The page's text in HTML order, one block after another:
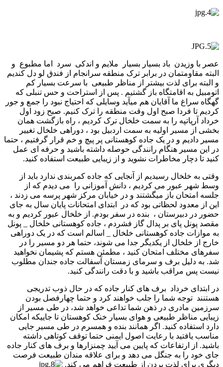
عصر با وزیدن باد بسیار بسیار ملایم و اندکی سرد اما مطبوع و
البته مقاومتمان در برابر ترک منطقه سرانجام از فندق لو دل کندیم
و البته برای لذت بیشتر از مناظر طبیعی با سرعت بسیار کم
اتومبیل به اقامتگاه باز گشتیم . پس از استراحت و حس تنبلی که
گهگاه سراغ ما آقایان هم میآید وسایلی که احتیاج نبود را جمع و جور
کردیم تا فردا صبح اول وقت منطقه را ترک کنیم. صبح زود اول
خرداد آرپاتپه را به سمت خلخال ترک کردیم ، راه بازگشت همان
بخشی از مسیر اولیه به سمت اردبیل بود ، دوراهی خلخال تغییر
مسیر دادیم و در یک جاده کوهستانی پر پیچ و خم قرار گرفتیم ، حتما
در این مسیر هنگام رانندگی حوصله داشته باشید و حرفه ای عمل
کنید تا دچار مخاطرات نشوید و از زیبایی طبیعت استفاده کنید.
وقتی به خلخال رسیدیم از آنجایی که جاده کمربندی ندارد باید از
وسط شهر عبور می کردیم ، دانش آموزانی را می دیدم که از
جلسه امتحان باز میگشتند و در خیابان مرکز شهر پرسه می زدند ،
این از معدود لحظاتی بود که در ابتدای امتحانات پایان سال به جای
حضور در دبیرستان ، بنده در سفر بودم. از خلخال عبور کردیم و به
مقصد پونل پای بر پدال گاز فشردم ، جاده کوهستانی خلخال _ پونل
به موازات جاده کوهستانی خلخال _ اسالم است که در یک دوراهی
خارج از خلخال از یکدیگر جدا می شوند، حتما هر دو مسیر را در
سفرهای مختلف امتحان کنید ، مطمئن هستم که پشیمان نخواهید
شد. به دلیل برف و سرمای زمستان آسفالت جاده جندان مطلوب
نیست پس مراقب باشید و با دقت رانندگی کنید.
در ابتدای خرداد برف های کنار جاده که در حال ذوب تدریجی
هستنند توجه شما را جلب خواهند کرد و حتما چهارفصل بودن
سرزمین مادری در ذهن شما تداعی خواهد شد، در طی مسیر از
زیبایی مناظر طبیعی و هوای بسیار خنک کوهستان تا جاییکه امکان
دارد استفاده کنید. اگر همانند بنده و همسرم در طی مسیر جایی
مناسب یافتید با رعایت اصول ایمنی حتما توقف کوتاهی داشته
باشید. از ارتفاعات که پایین می آیید چمنزارها و برف های کنار جاده
جای خود را به جنگل می دهد و برای علاقه مندان طبیعت فرصت
دیگری برای لذت بردن از طبیعت فراهم می کند.